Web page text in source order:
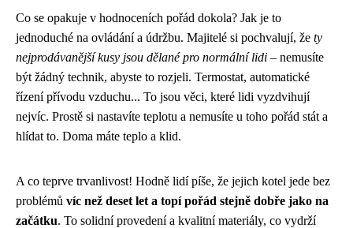
Co se opakuje v hodnoceních pořád dokola? Jak je to
jednoduché na ovládání a údržbu. Majitelé si pochvalují, že ty
nejprodávanější kusy jsou dělané pro normální lidi – nemusíte
být žádný technik, abyste to rozjeli. Termostat, automatické
řízení přívodu vzduchu... To jsou věci, které lidi vyzdvihují
nejvíc. Prostě si nastavíte teplotu a nemusíte u toho pořád stát a
hlídat to. Doma máte teplo a klid.
A co teprve trvanlivost! Hodně lidí píše, že jejich kotel jede bez
problémů víc než deset let a topí pořád stejně dobře jako na
začátku. To solidní provedení a kvalitní materiály, co vydrží